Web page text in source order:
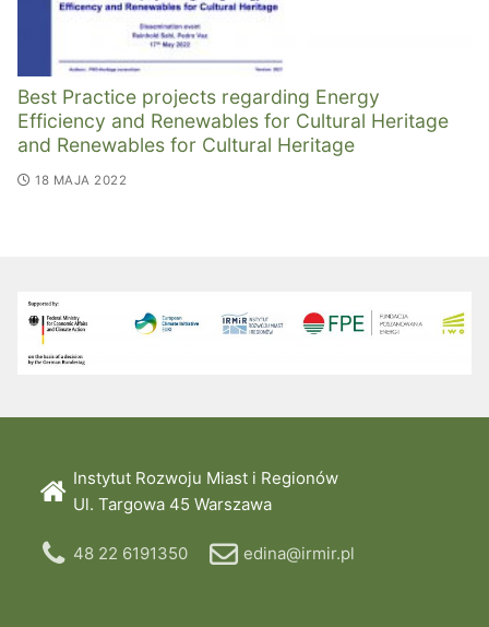
Best Practice projects regarding Energy
Efficiency and Renewables for Cultural Heritage
and Renewables for Cultural Heritage
18 MAJA 2022
Instytut Rozwoju Miast i Regionów
Ul. Targowa 45 Warszawa
48 22 6191350 edina@irmir.pl